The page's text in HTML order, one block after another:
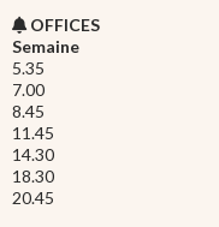
OFFICES
Semaine
5.35
7.00
8.45
11.45
14.30
18.30
20.45